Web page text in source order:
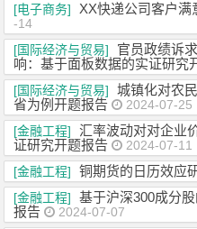
[电子商务]
XX快递公司客户满
-14
[国际经济与贸易]
官员政绩诉
响：基于面板数据的实证研究
[国际经济与贸易]
城镇化对农
省为例开题报告
2024-07-25
[金融工程]
汇率波动对对企业
证研究开题报告
2024-07-11
[金融工程]
铜期货的日历效应
[金融工程]
基于沪深300成分
报告
2024-07-07